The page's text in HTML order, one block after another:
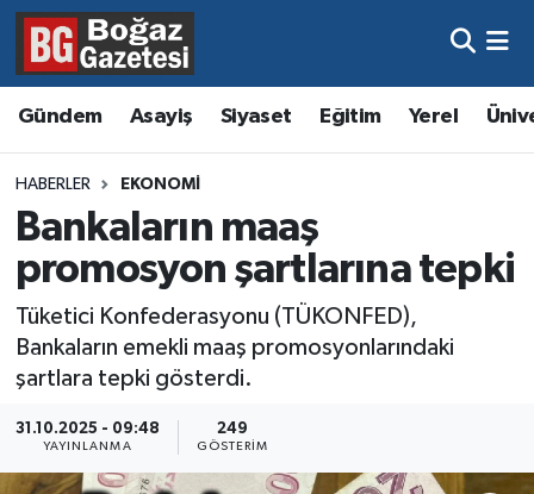
Gündem Asayiş Siyaset Eğitim Yerel
HABERLER EKONOMI
Bankaların maaş
promosyon şartlarına tepki
Tüketici Konfederasyonu (TÜKONFED),
Bankaların emekli maaş promosyonlarındaki
şartlara tepki gösterdi.
31.10.2025 - 09:48
YAYINLANMA
249
GÖSTERIM
Asayiş
Eğitim
Ekonomi
Gündem
Magazin
Resmi İlanlar
Hava Durumu
Trafik Durumu
Süper Lig Puan Durumu ve Fikstür
Tüm Manşetler
Son Dakika Haberleri
Haber Arşivi